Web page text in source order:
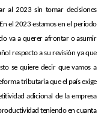
al 2023 sin tomar decisiones
el 2023 estamos en el periodo
va a querer afrontar o asumir
respecto a su revisión ya que
se quiere decir que vamos a
tributaria que el país exige
adicional de la empresa
teniendo en cuanta